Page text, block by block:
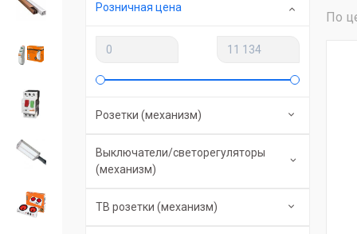
Розничная цена
Розетки (механизм)
Выключатели/светорегуляторы
(механизм)
ТВ розетки (механизм)
По